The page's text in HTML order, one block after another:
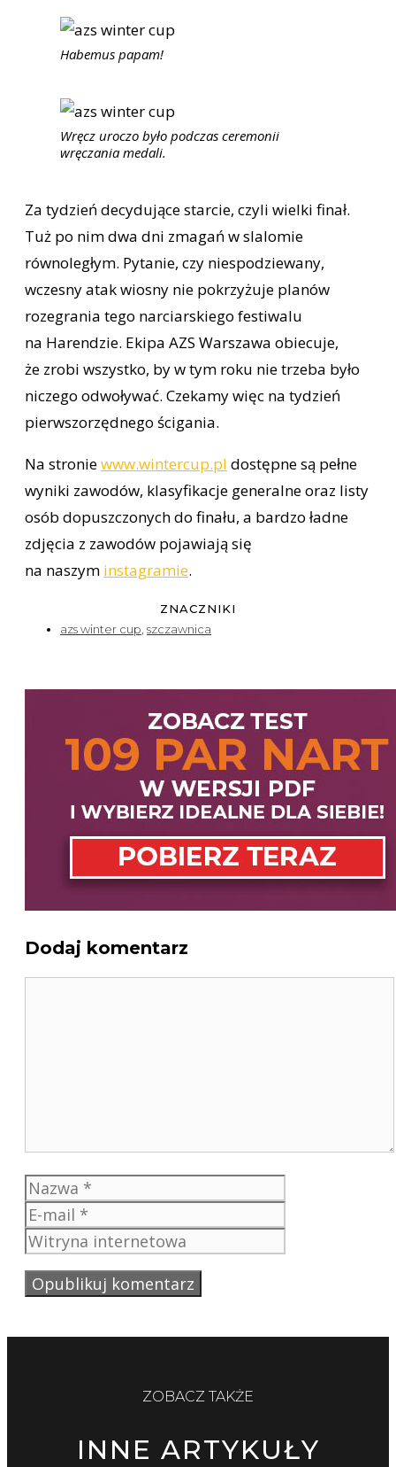
Habemus papam!
Wręcz uroczo było podczas ceremonii
wręczania medali.
Za tydzień decydujące starcie, czyli wielki finał.
Tuż po nim dwa dni zmagań w slalomie
równoległym. Pytanie, czy niespodziewany,
wczesny atak wiosny nie pokrzyżuje planów
rozegrania tego narciarskiego festiwalu
na Harendzie. Ekipa AZS Warszawa obiecuje,
że zrobi wszystko, by w tym roku nie trzeba było
niczego odwoływać. Czekamy więc na tydzień
pierwszorzędnego ścigania.
Na stroniewww.wintercup.pl dostępne są pełne
wyniki zawodów, klasyfikacje generalne oraz listy
osób dopuszczonych do finału, a bardzo ładne
zdjęcia z zawodów pojawiają się
na naszym instagramie.
ZNACZNIKI
azs winter cup szczawnica
Dodaj komentarz
Nazwa
mail
internetowa
ZOBACZ TAKŻE
INNE ARTYKUŁY